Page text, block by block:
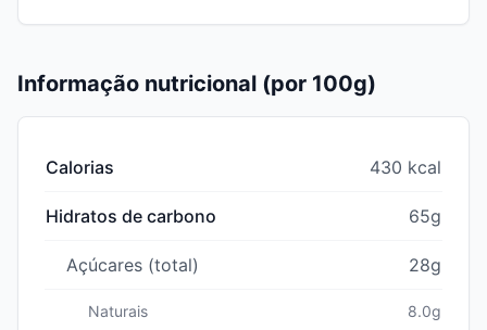
Informação nutricional (por 100g)
Calorias 430 kcal
Hidratos de carbono 65g
Açúcares (total) 28g
Naturais 8.0g